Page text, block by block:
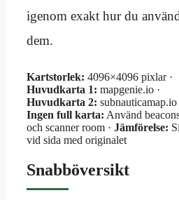
igenom exakt hur du
dem.
Kartstorlek: 4096×4096 pixlar ·
Huvudkarta 1: mapgenie.io ·
Huvudkarta 2: subnauticamap.io
Ingen full karta: Använd
och scanner room · Jämförelse:
vid sida med originalet
Snabböversikt